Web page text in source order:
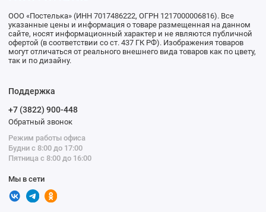
ООО «Постелька» (ИНН 7017486222, ОГРН 1217000006816). Все
указанные цены и информация о товаре размещенная на данном
сайте, носят информационный характер и не являются публичной
офертой (в соответствии со ст. 437 ГК РФ). Изображения товаров
могут отличаться от реального внешнего вида товаров как по цвету,
так и по дизайну.
Поддержка
+7 (3822) 900-448
Обратный звонок
Режим работы офиса
Будни с 8:00 до 17:00
Пятница с 8:00 до 16:00
Мы в сети